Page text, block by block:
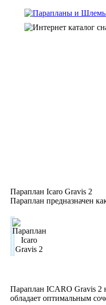
Параплан Icaro Gravis 2
Параплан предназначен
Параплан ICARO Gravis 2
обладает оптимальным